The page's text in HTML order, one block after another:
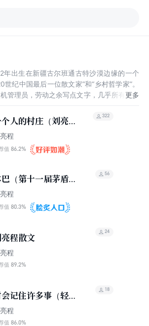
年出生在新疆古尔班通古特沙漠边缘的一个
纪中国最后一位散文家”和“乡村哲学家”。
管理员，劳动之余写点文字，几乎所有文字
的院门》《一个人的村庄》《库车》等。
《捎话》获得“第十五届《当代》长篇小说
人的村庄（刘亮程
）
程
值 86.2%
322
（第十一届茅盾文
获奖作品）
程
值 80.3%
56
亮程散文
程
值 89.2%
24
记住许多事（轻经
）程
值 86.0%
18